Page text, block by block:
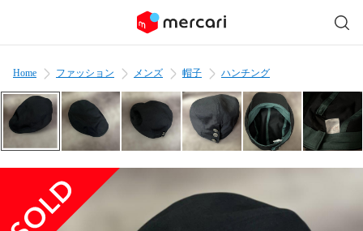
Home ファッション メンズ 帽子 ハンチング